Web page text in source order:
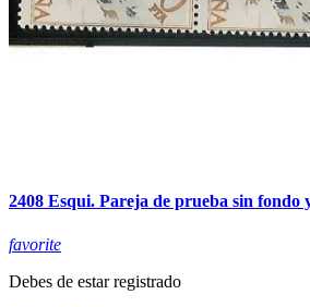
2408 Esqui. Pareja de prueba sin fondo
favorite
Debes de estar registrado